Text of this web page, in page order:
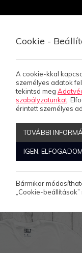
Megjelenítve: 49-72
Cookie -
A cookie-kkal
személyes adatok
tekintsd meg
szabályzatunkat .
érintett személyes
TOVÁBBI
IGEN, ELFOGADOM
Bármikor
„Cookie-beállítások”